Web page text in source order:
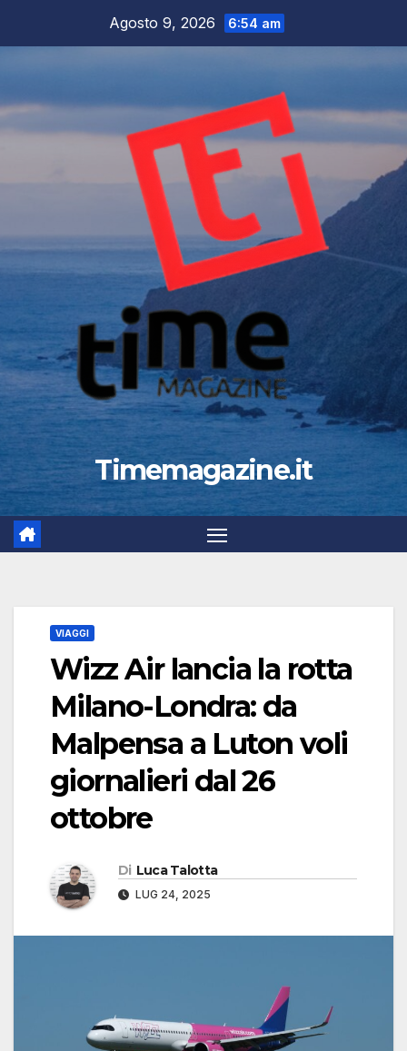
Agosto 9, 2026 6:54 am
Timemagazine.it
VIAGGI
Wizz Air lancia la rotta
Milano-Londra: da
Malpensa a Luton voli
giornalieri dal 26
ottobre
Di Luca Talotta
LUG 24, 2025